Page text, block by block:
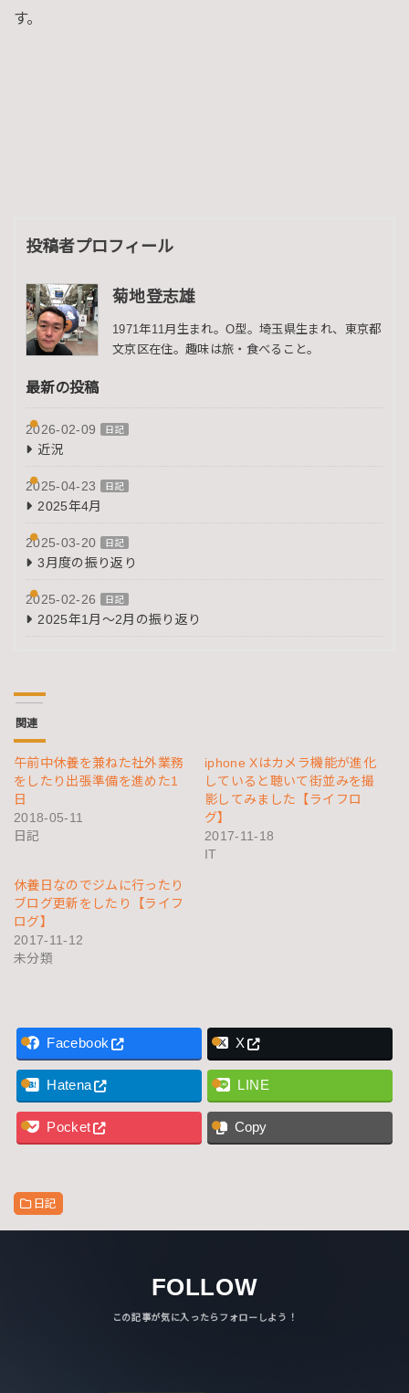
す。
投稿者プロフィール
菊地登志雄
1971年11月生まれ。O型。埼玉県生まれ、東京都
文京区在住。趣味は旅・食べること。
最新の投稿
2026-02-09 日記
近況
2025-04-23 日記
2025年4月
2025-03-20 日記
3月度の振り返り
2025-02-26 日記
2025年1月～2月の振り返り
関連
午前中休養を兼ねた社外業務
をしたり出張準備を進めた1
日
2018-05-11
日記
iphone Xはカメラ機能が進化
していると聴いて街並みを撮
影してみました【ライフロ
グ】
2017-11-18
IT
休養日なのでジムに行ったり
ブログ更新をしたり【ライフ
ログ】
2017-11-12
未分類
Facebook X
Hatena LINE
Pocket Copy
日記
FOLLOW